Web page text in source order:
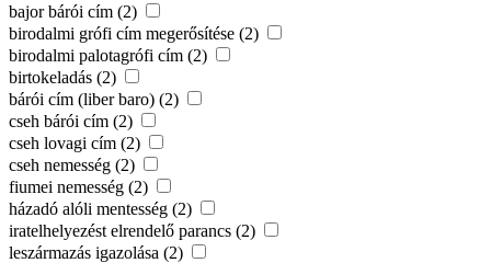
bajor bárói cím (2)
birodalmi grófi cím megerősítése (2)
birodalmi palotagrófi cím (2)
birtokeladás (2)
bárói cím (liber baro) (2)
cseh bárói cím (2)
cseh lovagi cím (2)
cseh nemesség (2)
fiumei nemesség (2)
házadó alóli mentesség (2)
iratelhelyezést elrendelő parancs (2)
leszármazás igazolása (2)